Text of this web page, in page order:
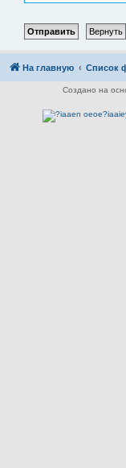
На главную Список
Создано на